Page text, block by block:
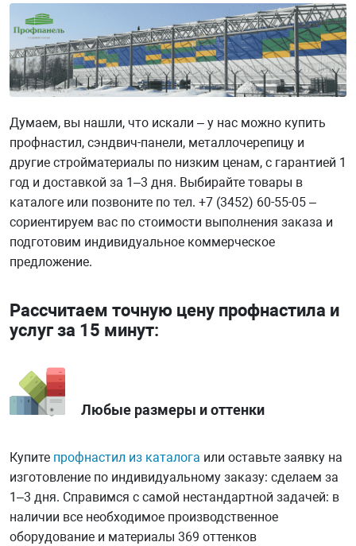
Думаем, вы нашли, что искали – у нас можно купить
профнастил, сэндвич-панели, металлочерепицу и
другие стройматериалы по низким ценам, с гарантией 1
год и доставкой за 1–3 дня. Выбирайте товары в
каталоге или позвоните по тел. +7 (3452) 60-55-05 –
сориентируем вас по стоимости выполнения заказа и
подготовим индивидуальное коммерческое
предложение.
Рассчитаем точную цену профнастила и
услуг за 15 минут:
Любые размеры и оттенки
Купите профнастил из каталога или оставьте заявку на
изготовление по индивидуальному заказу: сделаем за
1–3 дня. Справимся с самой нестандартной задачей: в
наличии все необходимое производственное
оборудование и материалы 369 оттенков